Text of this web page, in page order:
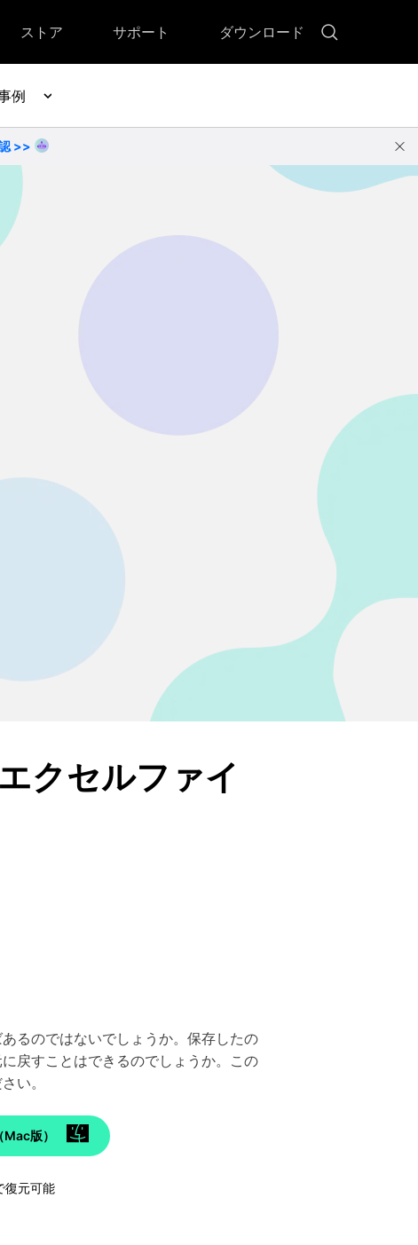
換!)
DVD Memory for Windows
ストア サポート ダウンロード
例
その他の復元
• OFFICE復元
• データ復元ソフトレビュー
>>
クセルファイ
るのではないでしょうか。保存したの
戻すことはできるのでしょうか。この
い。
版）
復元可能